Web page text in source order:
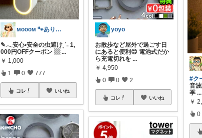
ᴍᴏᴏᴏᴍ 🐾ありがとうございます🐹
✎𓂃安心•安全の虫避けˎˊ˗ 1,
000円OFFクーポン ▧...
￥ 1,000
1 0 777
コレ いいね
yoyo
お散歩など屋外で過ごす日
にあると便利😊 電池式だか
ら充電切れを ...
￥ 4,950
0 0 2
コレ いいね
#ク
音
季 ...
￥
0